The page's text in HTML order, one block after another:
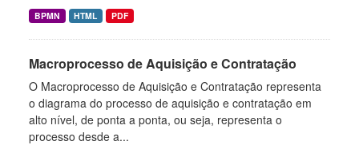
BPMN HTML PDF
Macroprocesso de Aquisição e Contratação
O Macroprocesso de Aquisição e Contratação representa
o diagrama do processo de aquisição e contratação em
alto nível, de ponta a ponta, ou seja, representa o
processo desde a...